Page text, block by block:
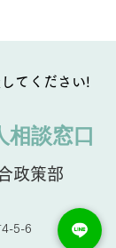
ーク
てください!
相談窓口
政策部
4-5-6